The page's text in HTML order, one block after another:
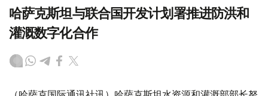
哈萨克斯坦与联合国开发计划署推进防洪和
灌溉数字化合作